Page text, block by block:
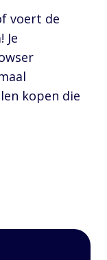
voert de
Je
kopen die